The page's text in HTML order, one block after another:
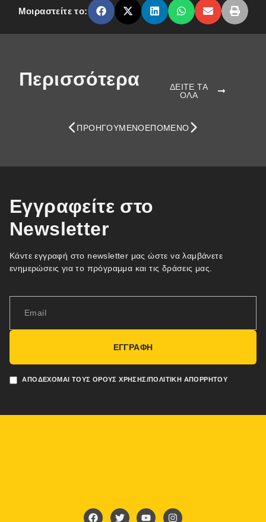
Μοιραστείτε το:
Περισσότερα
ΔΕΙΤΕ ΤΑ
ΟΛΑ
ΠΡΟΗΓΟΎΜΕΝΟΕΠΌΜΕΝΟ
Εγγραφείτε στο
Newsletter
Κάντε εγγραφή στο newsletter μας ώστε να λαμβάνετε
ενημερώσεις για το πρόγραμμα και τις δράσεις μας.
ΑΠΟΔΈΧΟΜΑΙ ΤΟΥΣ ΌΡΟΥΣ ΧΡΉΣΗΣ/ΠΟΛΙΤΙΚΉ ΑΠΟΡΡΉΤΟΥ
ΕΓΓΡΑΦΗ